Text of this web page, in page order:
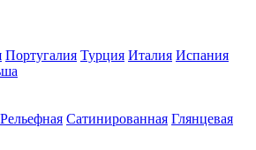
Португалия Турция Италия Испания
Рельефная Сатинированная Глянцевая